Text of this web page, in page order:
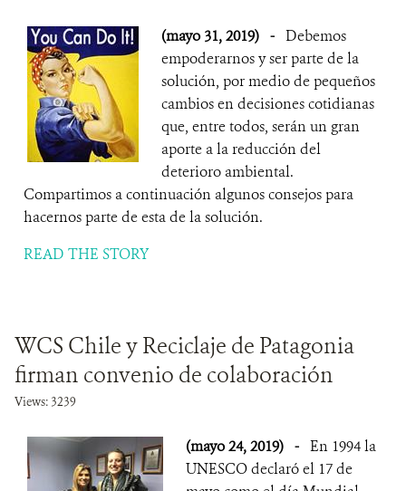
(mayo 31, 2019) - Debemos
empoderarnos y ser parte de la
solución, por medio de pequeños
cambios en decisiones cotidianas
que, entre todos, serán un gran
aporte a la reducción del
deterioro ambiental.
Compartimos a continuación algunos consejos para
hacernos parte de esta de la solución.
READ THE STORY
WCS Chile y Reciclaje de Patagonia
firman convenio de colaboración
Views: 3239
(mayo 24, 2019) - En 1994 la
UNESCO declaró el 17 de